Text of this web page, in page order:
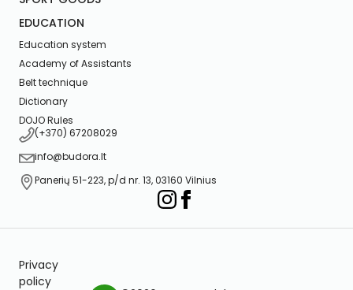
EDUCATION
Education system
Academy of Assistants
Belt technique
Dictionary
DOJO Rules
(+370) 67208029
info@budora.lt
Panerių 51-223, p/d nr. 13, 03160 Vilnius
Privacy
policy